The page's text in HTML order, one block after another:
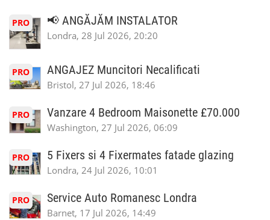
PRO 📢 ANGĂJĂM INSTALATOR
Londra, 28 Jul 2026, 20:20
PRO ANGAJEZ Muncitori Necalificati
Bristol, 27 Jul 2026, 18:46
PRO Vanzare 4 Bedroom Maisonette £70.000
Washington, 27 Jul 2026, 06:09
PRO 5 Fixers si 4 Fixermates fatade glazing
Londra, 24 Jul 2026, 10:01
PRO Service Auto Romanesc Londra
Barnet, 17 Jul 2026, 14:49